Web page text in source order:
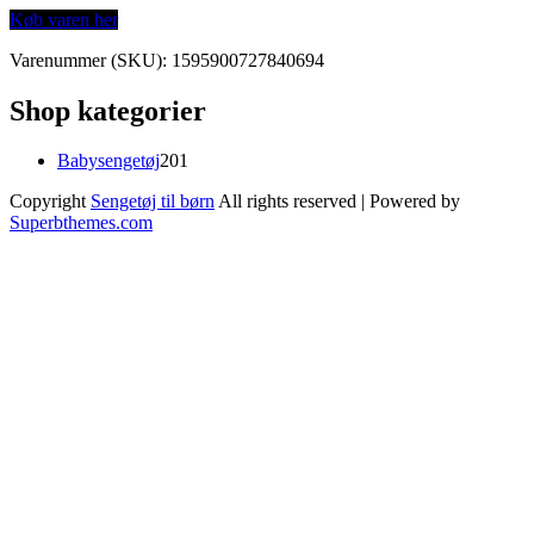
Køb varen her
Varenummer (SKU): 1595900727840694
Shop kategorier
Babysengetøj201
Copyright Sengetøj til børnAll rights reserved | Powered by
Superbthemes.com